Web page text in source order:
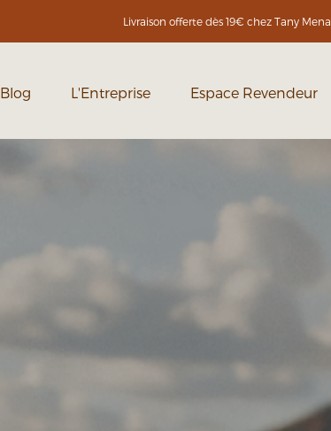
Livraison offerte dès 19€ chez Tany Mena
Blog L'Entreprise Espace Revendeur